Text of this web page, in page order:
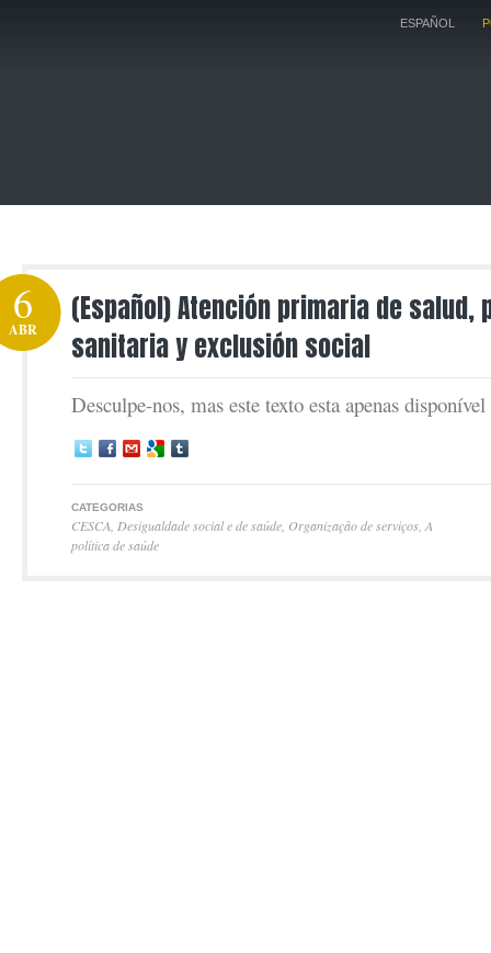
ESPAÑOL
(Español) Atención primaria de salud,
sanitaria y exclusión social
6
ABR
Desculpe-nos, mas este texto esta apenas
CATEGORIAS
CESCA Desigualdade social e de saúde Organização de serviços A
política de saúde